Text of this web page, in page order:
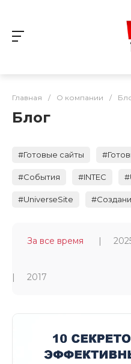
Главная / О компании /
Блог
#Готовые сайты
#События #INTEC
#UniverseSite
За все время
2017